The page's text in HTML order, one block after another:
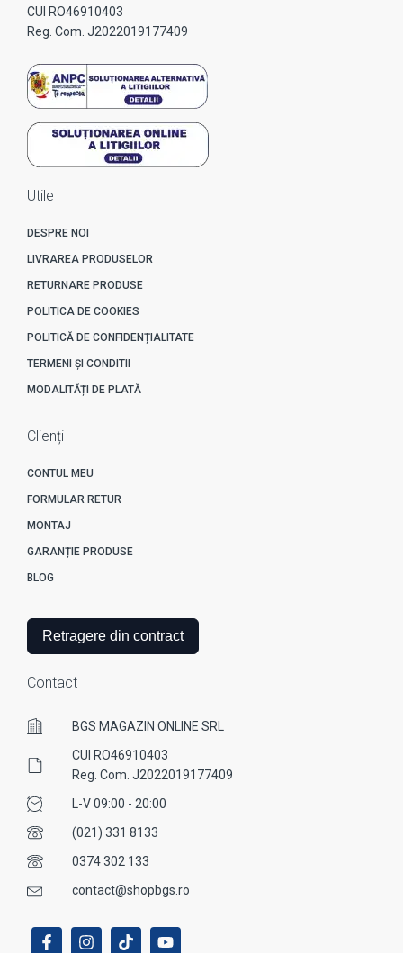
CUI RO46910403
Reg. Com. J2022019177409
Utile
DESPRE NOI
LIVRAREA PRODUSELOR
RETURNARE PRODUSE
POLITICA DE COOKIES
POLITICĂ DE CONFIDENȚIALITATE
TERMENI ȘI CONDITII
MODALITĂȚI DE PLATĂ
Clienți
CONTUL MEU
FORMULAR RETUR
MONTAJ
GARANȚIE PRODUSE
BLOG
Retragere din contract
Contact
BGS MAGAZIN ONLINE SRL
CUI RO46910403
Reg. Com. J2022019177409
L-V 09:00 - 20:00
(021) 331 8133
0374 302 133
contact@shopbgs.ro